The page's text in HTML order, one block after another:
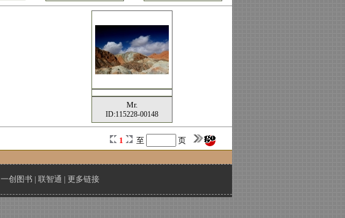
Mr.
ID:115228-00148
1 至
页
一创图书 | 联智通 | 更多链接